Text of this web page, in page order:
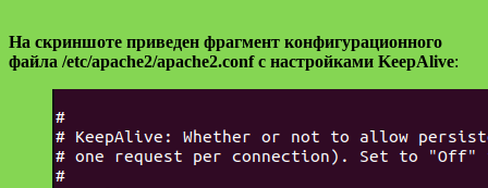
На скриншоте приведен фрагмент конфигурационного
файла /etc/apache2/apache2.conf с настройками KeepAlive: